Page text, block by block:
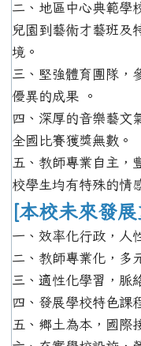
二、地區中心典範學
兒園到藝術才藝班及
境。
三、堅強體育團隊，
優異的成果 。
四、深厚的音樂藝文
全國比賽獲獎無數。
五、教師專業自主，
校學生均有特殊的情
[本校未來發
一、效率化行政，人
二、教師專業化，多
三、適性化學習，脈
四、發展學校特色課
五、鄉土為本，國際